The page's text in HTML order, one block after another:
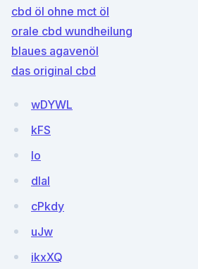
cbd öl ohne mct öl
orale cbd wundheilung
blaues agavenöl
das original cbd
wDYWL
kFS
lo
dlaI
cPkdy
uJw
ikxXQ